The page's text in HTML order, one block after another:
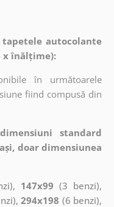
autocolante
x înălțime):
în următoarele
fiind compusă din
standard
doar dimensiunea
147x99 (3 benzi),
294x198 (6 benzi),